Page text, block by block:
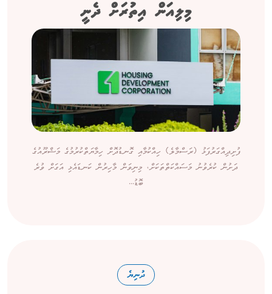
މިލިއަން އިތުރަށް ދެނީ
ފުށިދިއްގަރުފަޅު (ރަސްމާލެ) ހިއްކުމާއި ގޮނޑުދޮށް ހިމާޔަތްކުރުމުގެ މަޝްރޫއުގެ
ދަށުން ކުރެވުނު މަސައްކަތްތަކަށް، މިނިވަން މާހިރުން ކަނޑައެޅި އަގަށް ވުރެ
ބޮޑު...
ދުނިޔެ